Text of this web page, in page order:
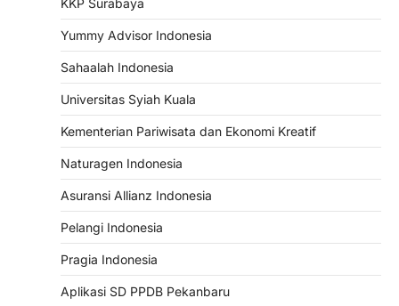
Yummy Advisor Indonesia
Sahaalah Indonesia
Universitas Syiah Kuala
Kementerian Pariwisata dan Ekonomi Kreatif
Naturagen Indonesia
Asuransi Allianz Indonesia
Pelangi Indonesia
Pragia Indonesia
Aplikasi SD PPDB Pekanbaru